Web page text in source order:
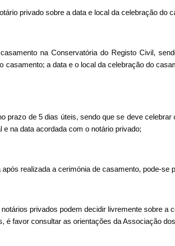
privado sobre a data e local da celebração do
na Conservatória do Registo Civil,
casamento; a data e o local da celebração do
prazo de 5 dias úteis, sendo que se deve
e na data acordada com o notário privado;
realizada a cerimónia de casamento, pode-se
privados podem decidir livremente sobre a
é favor consultar as orientações da Associação